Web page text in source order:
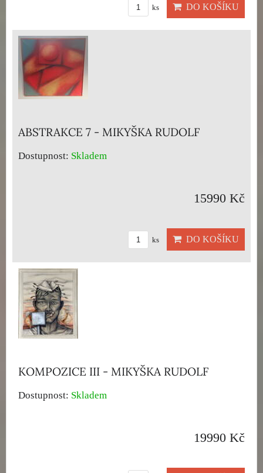
ks DO KOŠÍKU
ABSTRAKCE 7 - MIKYŠKA RUDOLF
Dostupnost: Skladem
15990 Kč
ks DO KOŠÍKU
KOMPOZICE III - MIKYŠKA RUDOLF
Dostupnost: Skladem
19990 Kč